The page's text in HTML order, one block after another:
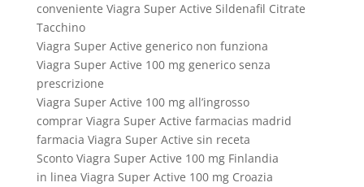
conveniente Viagra Super Active Sildenafil Citrate
Tacchino
Viagra Super Active generico non funziona
Viagra Super Active 100 mg generico senza
prescrizione
Viagra Super Active 100 mg all’ingrosso
comprar Viagra Super Active farmacias madrid
farmacia Viagra Super Active sin receta
Sconto Viagra Super Active 100 mg Finlandia
in linea Viagra Super Active 100 mg Croazia